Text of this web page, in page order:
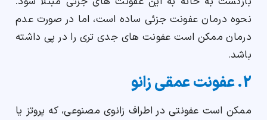
نحوه درمان عفونت جزئی ساده است، اما در صورت عدم
درمان ممکن است عفونت های جدی تری را در پی داشته
باشد.
2. عفونت عمقی زانو
ممکن است عفونتی در اطراف زانوی مصنوعی، که پروتز یا